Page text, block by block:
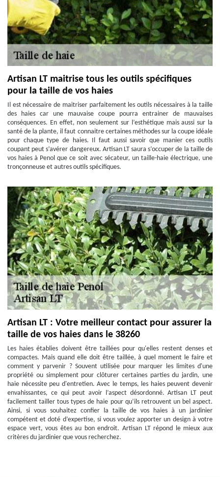
Artisan LT maitrise tous les outils spécifiques
pour la taille de vos haies
Il est nécessaire de maitriser parfaitement les outils nécessaires à la taille
des haies car une mauvaise coupe pourra entrainer de mauvaises
conséquences. En effet, non seulement sur l’esthétique mais aussi sur la
santé de la plante, il faut connaitre certaines méthodes sur la coupe idéale
pour chaque type de haies. Il faut aussi savoir que manier ces outils
coupant peut s’avérer dangereux. Artisan LT saura s’occuper de la taille de
vos haies à Penol que ce soit avec sécateur, un taille-haie électrique, une
tronçonneuse et autres outils spécifiques.
Artisan LT : Votre meilleur contact pour assurer la
taille de vos haies dans le 38260
Les haies établies doivent être taillées pour qu'elles restent denses et
compactes. Mais quand elle doit être taillée, à quel moment le faire et
comment y parvenir ? Souvent utilisée pour marquer les limites d'une
propriété ou simplement pour clôturer certaines parties du jardin, une
haie nécessite peu d'entretien. Avec le temps, les haies peuvent devenir
envahissantes, ce qui peut avoir l’aspect désordonné. Artisan LT peut
facilement tailler tous types de haie pour qu’ils retrouvent un bel aspect.
Ainsi, si vous souhaitez confier la taille de vos haies à un jardinier
compétent et doté d’expertise, si vous voulez apporter un design à votre
espace vert, vous êtes au bon endroit. Artisan LT répond le mieux aux
critères du jardinier que vous recherchez.